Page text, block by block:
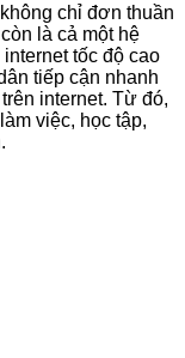
chỉ đơn thuần
là cả một hệ
tốc độ cao
tiếp cận nhanh
internet. Từ đó,
việc, học tập,